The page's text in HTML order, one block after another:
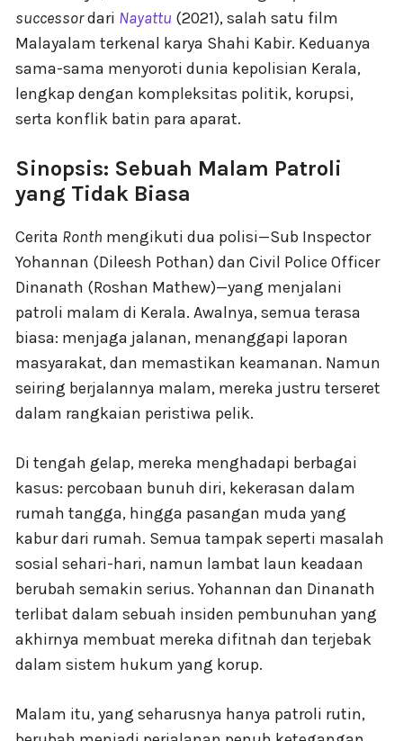
successordari Nayattu (2021), salah satu film
Malayalam terkenal karya Shahi Kabir. Keduanya
sama-sama menyoroti dunia kepolisian Kerala,
lengkap dengan kompleksitas politik, korupsi,
serta konflik batin para aparat.
Sinopsis: Sebuah Malam Patroli
yang Tidak Biasa
Cerita Ronth mengikuti dua polisi—Sub Inspector
Yohannan (Dileesh Pothan) dan Civil Police Officer
Dinanath (Roshan Mathew)—yang menjalani
patroli malam di Kerala. Awalnya, semua terasa
biasa: menjaga jalanan, menanggapi laporan
masyarakat, dan memastikan keamanan. Namun
seiring berjalannya malam, mereka justru terseret
dalam rangkaian peristiwa pelik.
Di tengah gelap, mereka menghadapi berbagai
kasus: percobaan bunuh diri, kekerasan dalam
rumah tangga, hingga pasangan muda yang
kabur dari rumah. Semua tampak seperti masalah
sosial sehari-hari, namun lambat laun keadaan
berubah semakin serius. Yohannan dan Dinanath
terlibat dalam sebuah insiden pembunuhan yang
akhirnya membuat mereka difitnah dan terjebak
dalam sistem hukum yang korup.
Malam itu, yang seharusnya hanya patroli rutin,